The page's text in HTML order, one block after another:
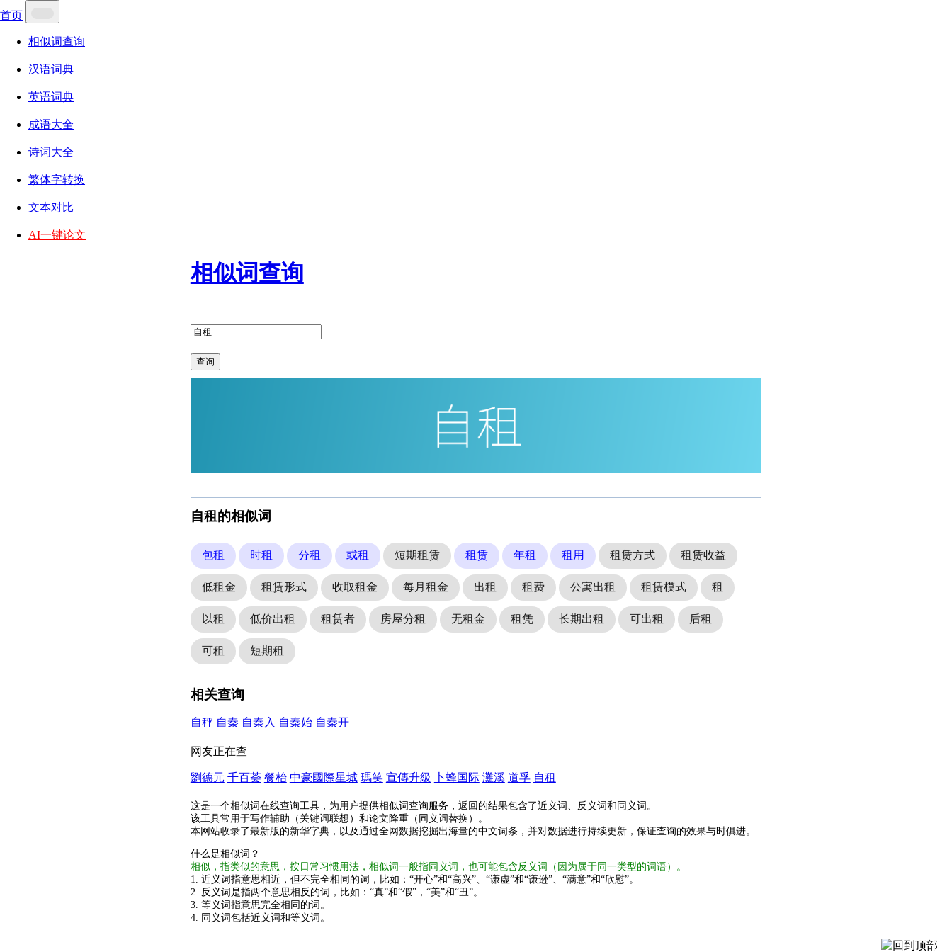
首页
相似词查询
汉语词典
英语词典
成语大全
诗词大全
繁体字转换
文本对比
AI一键论文
相似词查询
查询
自租的相似词
包租 时租 分租 或租 短期租赁 租赁 年租 租用 租赁方式 租赁收益
低租金 租赁形式 收取租金 每月租金 出租 租费 公寓出租 租赁模式 租
以租 低价出租 租赁者 房屋分租 无租金 租凭 长期出租 可出租 后租
可租 短期租
相关查询
自秤 自秦 自秦入 自秦始 自秦开
网友正在查
劉德元 千百荟 餐枱 中豪國際星城 瑪笑 宣傳升級 卜蜂国际 灘溪 道孚 自租
这是一个相似词在线查询工具，为用户提供相似词查询服务，返回的结果包含了近义词、反义词和同义词。
该工具常用于写作辅助（关键词联想）和论文降重（同义词替换）。
本网站收录了最新版的新华字典，以及通过全网数据挖掘出海量的中文词条，并对数据进行持续更新，保证查询的效果与时俱进。
什么是相似词？
相似，指类似的意思，按日常习惯用法，相似词一般指同义词，也可能包含反义词（因为属于同一类型的词语）。
1. 近义词指意思相近，但不完全相同的词，比如：“开心”和“高兴”、“谦虚”和“谦逊”、“满意”和“欣慰”。
2. 反义词是指两个意思相反的词，比如：“真”和“假”，“美”和“丑”。
3. 等义词指意思完全相同的词。
4. 同义词包括近义词和等义词。